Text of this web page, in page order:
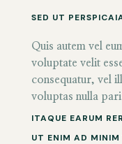
SED UT
Quis autem vel
voluptate velit
consequatur, vel
voluptas nulla
ITAQUE EARUM
UT ENIM AD MINIM